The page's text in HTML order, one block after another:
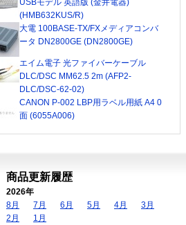
USBモデル 英語版 (金井電器)
(HMB632KUS/R)
大電 100BASE-TX/FXメディアコンバ
ータ DN2800GE (DN2800GE)
エイム電子 光ファイバーケーブル
DLC/DSC MM62.5 2m (AFP2-
DLC/DSC-62-02)
CANON P-002 LBP用ラベル用紙 A4 0
面 (6055A006)
商品更新履歴
2026年
8月
7月 6月 5月 4月
3月
2月
1月